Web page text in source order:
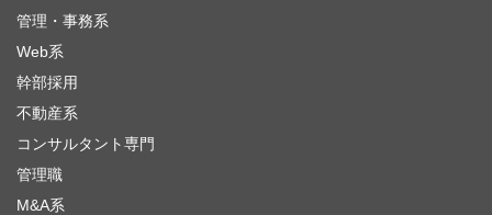
管理・事務系
Web系
幹部採用
不動産系
コンサルタント専門
管理職
M&A系